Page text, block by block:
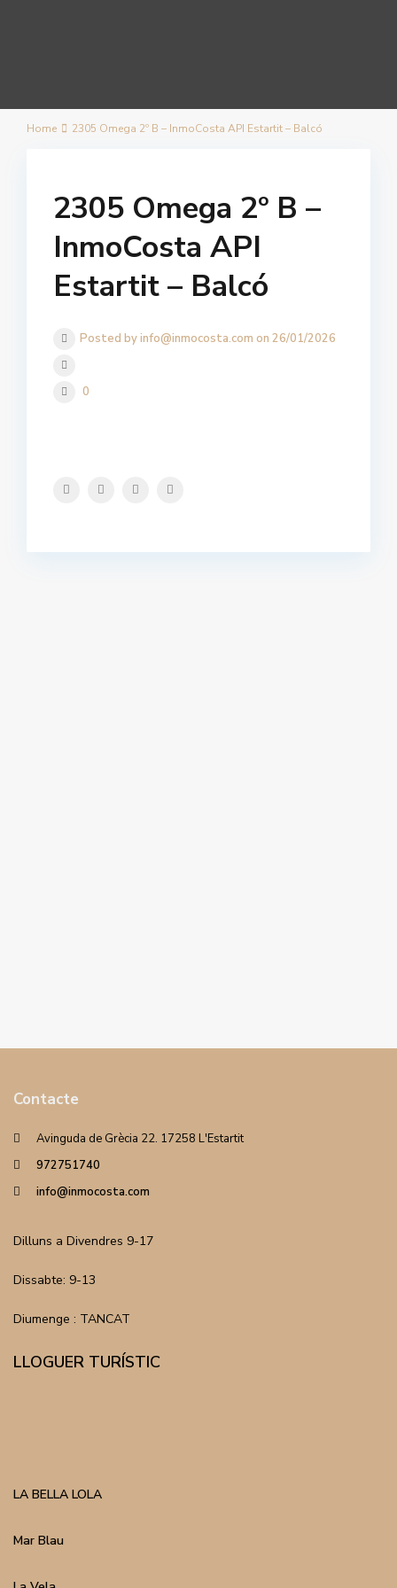
Home 2305 Omega 2º B – InmoCosta API Estartit – Balcó
2305 Omega 2º B –
InmoCosta API
Estartit – Balcó
Posted by info@inmocosta.com on 26/01/2026
0
Contacte
Avinguda de Grècia 22. 17258 L'Estartit
972751740
info@inmocosta.com
Dilluns a Divendres 9-17
Dissabte: 9-13
Diumenge : TANCAT
LLOGUER TURÍSTIC
LA BELLA LOLA
Mar Blau